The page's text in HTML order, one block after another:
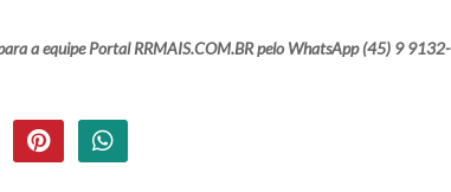
a equipe Portal RRMAIS.COM.BR pelo WhatsApp (45) 9 9132-